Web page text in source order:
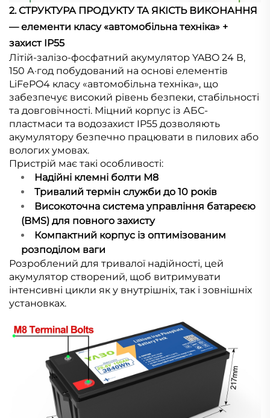
2. СТРУКТУРА ПРОДУКТУ ТА ЯКІСТЬ ВИКОНАННЯ
— елементи класу «автомобільна техніка» +
захист IP55
Літій-залізо-фосфатний акумулятор YABO 24 В,
150 А·год побудований на основі елементів
LiFePO4 класу «автомобільна техніка», що
забезпечує високий рівень безпеки, стабільності
та довговічності. Міцний корпус із АБС-
пластмаси та водозахист IP55 дозволяють
акумулятору безпечно працювати в пилових або
вологих умовах.
Пристрій має такі особливості:
Надійні клемні болти М8
Тривалий термін служби до 10 років
Високоточна система управління батареєю
(BMS) для повного захисту
Компактний корпус із оптимізованим
розподілом ваги
Розроблений для тривалої надійності, цей
акумулятор створений, щоб витримувати
інтенсивні цикли як у внутрішніх, так і зовнішніх
установках.